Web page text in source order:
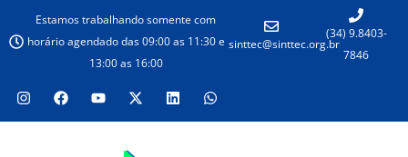
Estamos trabalhando somente com
horário agendado das 09:00 as 11:30 e
13:00 as 16:00
sinttec@sinttec.org.br
(34) 9.8403-
7846